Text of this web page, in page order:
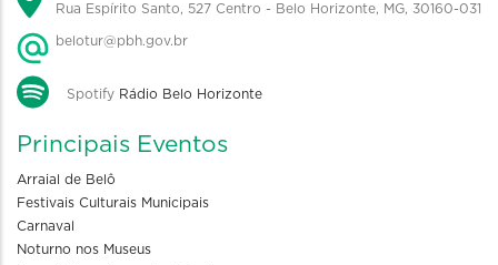
Rua Espírito Santo, 527 Centro - Belo Horizonte, MG, 30160-031
belotur@pbh.gov.br
Spotify Rádio Belo Horizonte
Principais Eventos
Arraial de Belô
Festivais Culturais Municipais
Carnaval
Noturno nos Museus